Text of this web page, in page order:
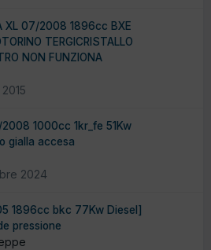
XL 07/2008 1896cc BXE
TERGICRISTALLO
NON FUNZIONA
1000cc 1kr_fe 51Kw
gialla accesa
2024
1896cc bkc 77Kw Diesel]
pressione